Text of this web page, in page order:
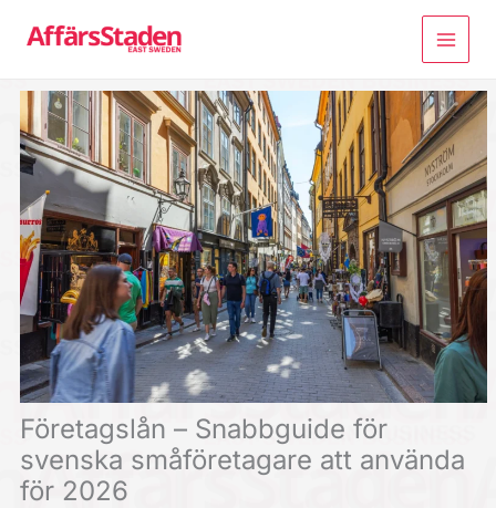
Företagslån – Snabbguide för
svenska småföretagare att använda
för 2026